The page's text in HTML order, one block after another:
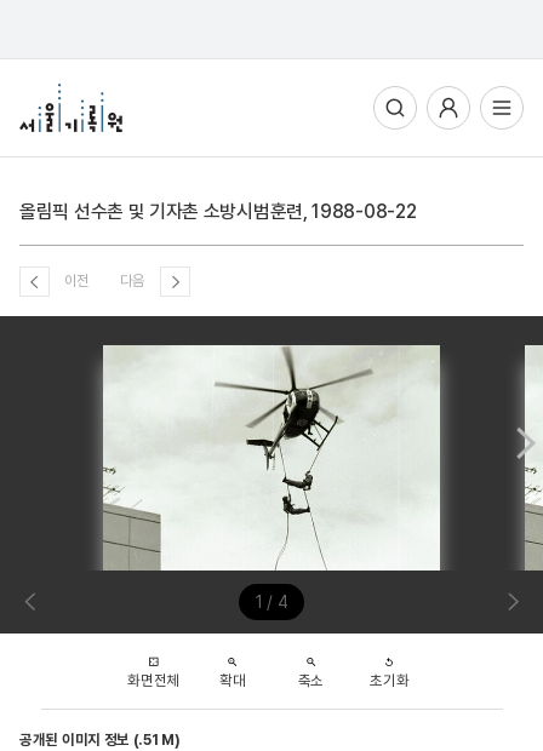
전체메뉴열기
올림픽 선수촌 및 기자촌 소방시범훈련, 1988-08-22
이전 다음
1 / 4
화면전체 확대 축소 초기화
공개된 이미지 정보 (.51 M)